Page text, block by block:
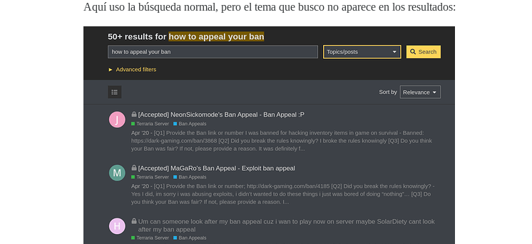
Aquí uso la búsqueda normal, pero el tema que busco no aparece en los resultados: